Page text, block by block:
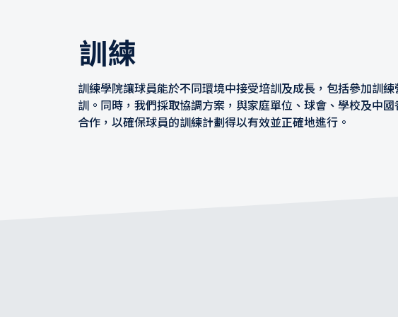
訓練
訓練學院讓球員能於不同環境中接受培訓及成長，包括參加訓
訓。同時，我們採取協調方案，與家庭單位、球會、學校及中
合作，以確保球員的訓練計劃得以有效並正確地進行。